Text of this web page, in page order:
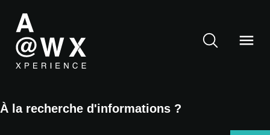
À la recherche d'informations ?